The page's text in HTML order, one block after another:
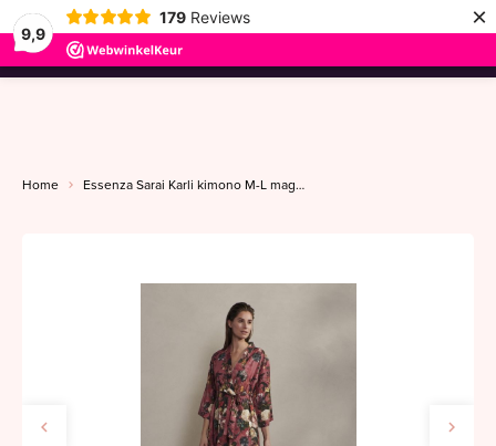
9,9
179 Reviews ×
menu
Home Essenza Sarai Karli kimono M-L magnolia pink